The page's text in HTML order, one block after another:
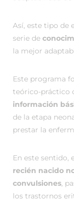
Así, este tipo de
serie de
la mejor
Este programa
teórico-práctico
información
de la etapa
prestar la
En este sentido,
recién nacido
convulsiones,
los trastornos